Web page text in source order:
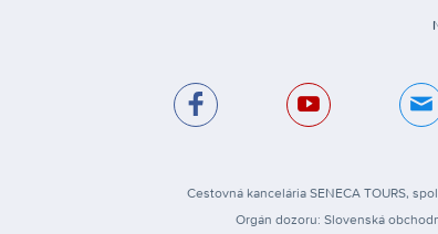
Cestovná kancelária SENECA TOURS,
Orgán dozoru: Slovenská